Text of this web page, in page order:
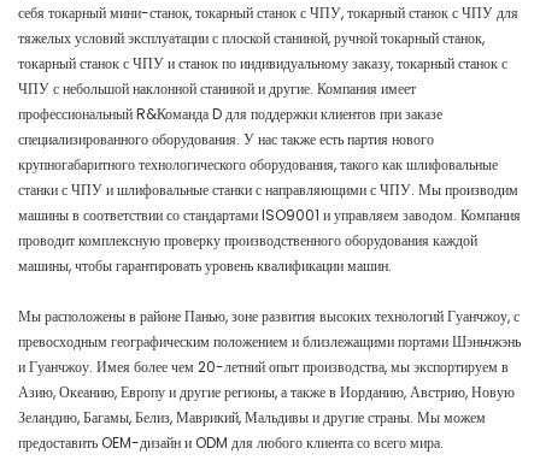
себя токарный мини-станок, токарный станок с ЧПУ, токарный станок с ЧПУ для
тяжелых условий эксплуатации с плоской станиной, ручной токарный станок,
токарный станок с ЧПУ и станок по индивидуальному заказу, токарный станок с
ЧПУ с небольшой наклонной станиной и другие. Компания имеет
профессиональный R&Команда D для поддержки клиентов при заказе
специализированного оборудования. У нас также есть партия нового
крупногабаритного технологического оборудования, такого как шлифовальные
станки с ЧПУ и шлифовальные станки с направляющими с ЧПУ. Мы производим
машины в соответствии со стандартами ISO9001 и управляем заводом. Компания
проводит комплексную проверку производственного оборудования каждой
машины, чтобы гарантировать уровень квалификации машин.
Мы расположены в районе Панью, зоне развития высоких технологий Гуанчжоу, с
превосходным географическим положением и близлежащими портами Шэньчжэнь
и Гуанчжоу. Имея более чем 20-летний опыт производства, мы экспортируем в
Азию, Океанию, Европу и другие регионы, а также в Иорданию, Австрию, Новую
Зеландию, Багамы, Белиз, Маврикий, Мальдивы и другие страны. Мы можем
предоставить OEM-дизайн и ODM для любого клиента со всего мира.